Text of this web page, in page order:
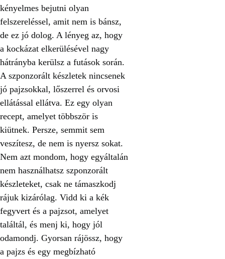
kényelmes bejutni olyan
felszereléssel, amit nem is bánsz,
de ez jó dolog. A lényeg az, hogy
a kockázat elkerülésével nagy
hátrányba kerülsz a futások során.
A szponzorált készletek nincsenek
jó pajzsokkal, lőszerrel és orvosi
ellátással ellátva. Ez egy olyan
recept, amelyet többször is
kiütnek. Persze, semmit sem
veszítesz, de nem is nyersz sokat.
Nem azt mondom, hogy egyáltalán
nem használhatsz szponzorált
készleteket, csak ne támaszkodj
rájuk kizárólag. Vidd ki a kék
fegyvert és a pajzsot, amelyet
találtál, és menj ki, hogy jól
odamondj. Gyorsan rájössz, hogy
a pajzs és egy megbízható